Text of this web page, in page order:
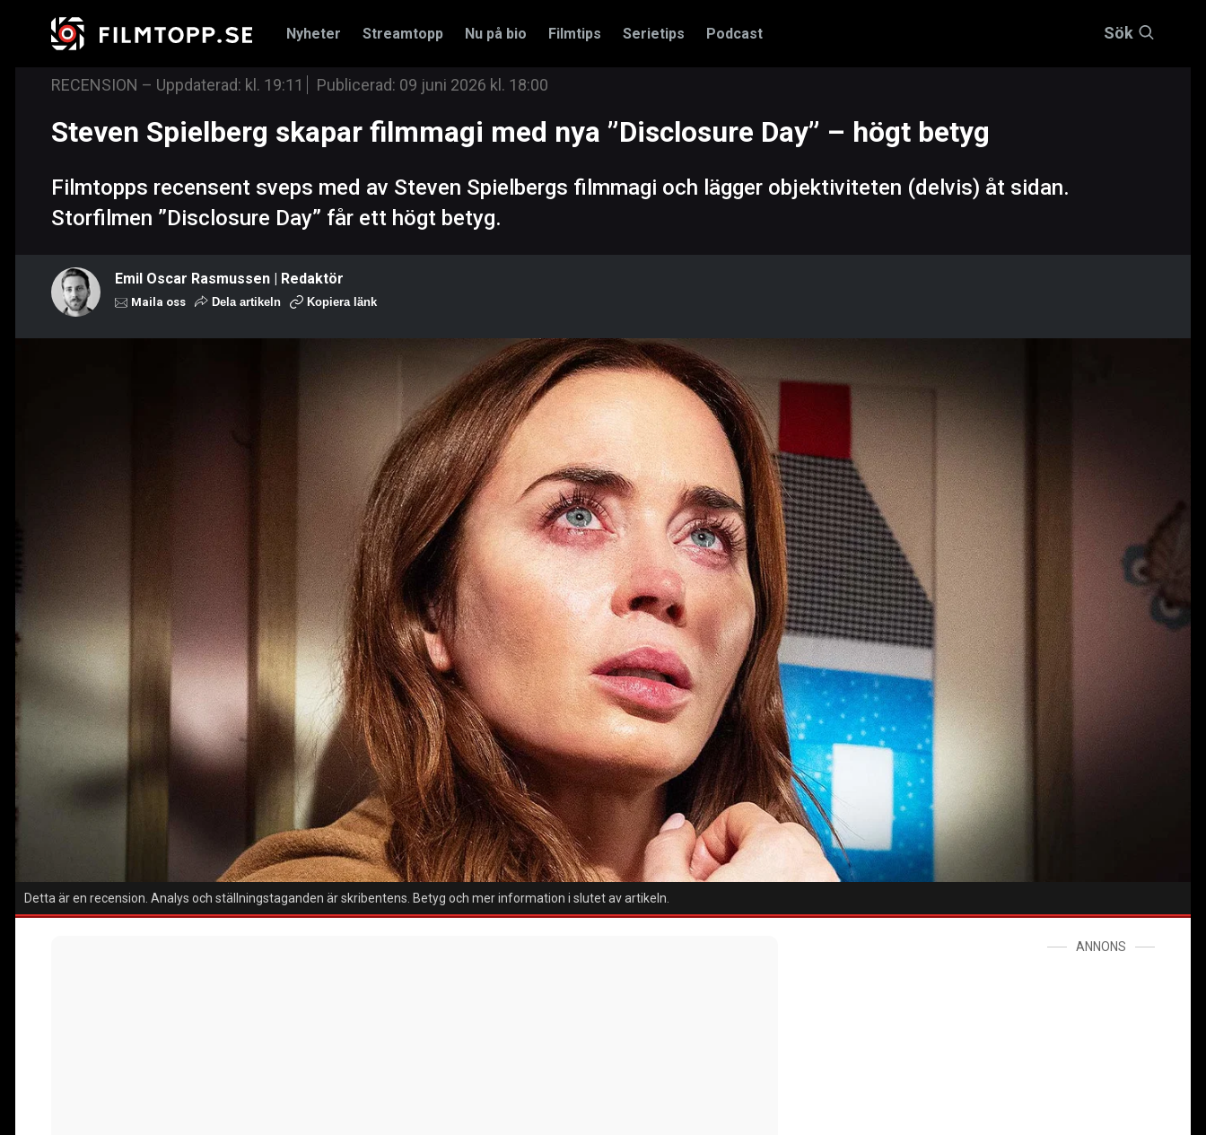
Nyheter Streamtopp Nu på bio Filmtips Serietips Podcast Sök
RECENSION – Uppdaterad: kl. 19:11 Publicerad: 09 juni 2026 kl. 18:00
Steven Spielberg skapar filmmagi med nya ”Disclosure Day” – högt betyg
Filmtopps recensent sveps med av Steven Spielbergs filmmagi och lägger objektiviteten (delvis) åt sidan.
Storfilmen ”Disclosure Day” får ett högt betyg.
Emil Oscar Rasmussen | Redaktör
Maila oss Dela artikeln Kopiera länk
Detta är en recension. Analys och ställningstaganden är skribentens. Betyg och mer information i slutet av artikeln.
ANNONS